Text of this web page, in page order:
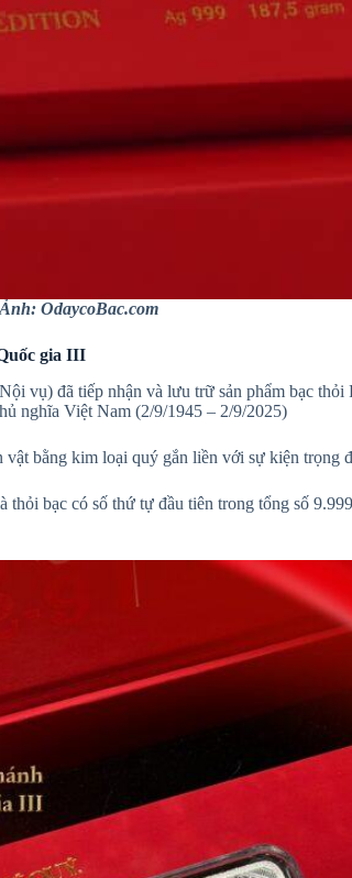
OdaycoBac.com
gia III
vụ) đã tiếp nhận và lưu trữ sản phẩm bạc thỏi
nghĩa Việt Nam (2/9/1945 – 2/9/2025)
bằng kim loại quý gắn liền với sự kiện trọng
bạc có số thứ tự đầu tiên trong tổng số